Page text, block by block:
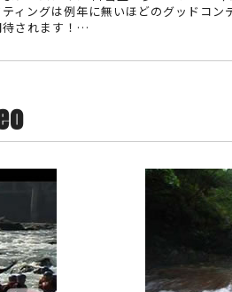
ィングは例年に無いほどのグッドコン
待されます！…